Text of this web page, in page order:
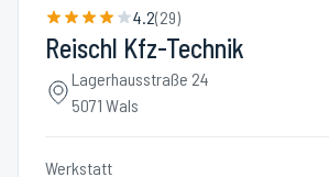
4.2(29)
Reischl Kfz-Technik
Lagerhausstraße 24
5071 Wals
Werkstatt